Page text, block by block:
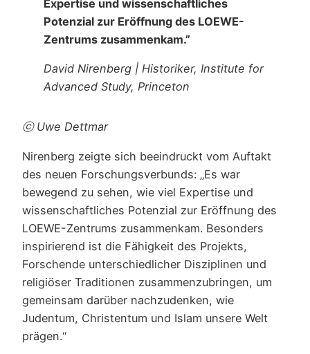
Expertise und wissenschaftliches
Potenzial zur Eröffnung des LOEWE-
Zentrums zusammenkam.”
David Nirenberg | Historiker, Institute for
Advanced Study, Princeton
ⓒ Uwe Dettmar
Nirenberg zeigte sich beeindruckt vom Auftakt
des neuen Forschungsverbunds: „Es war
bewegend zu sehen, wie viel Expertise und
wissenschaftliches Potenzial zur Eröffnung des
LOEWE-Zentrums zusammenkam. Besonders
inspirierend ist die Fähigkeit des Projekts,
Forschende unterschiedlicher Disziplinen und
religiöser Traditionen zusammenzubringen, um
gemeinsam darüber nachzudenken, wie
Judentum, Christentum und Islam unsere Welt
prägen.“